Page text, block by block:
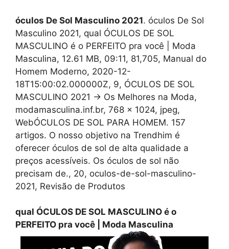
óculos De Sol Masculino 2021. óculos De Sol
Masculino 2021, qual ÓCULOS DE SOL
MASCULINO é o PERFEITO pra você | Moda
Masculina, 12.61 MB, 09:11, 81,705, Manual do
Homem Moderno, 2020-12-
18T15:00:02.000000Z, 9, ÓCULOS DE SOL
MASCULINO 2021 → Os Melhores na Moda,
modamasculina.inf.br, 768 x 1024, jpeg,
WebÓCULOS DE SOL PARA HOMEM. 157
artigos. O nosso objetivo na Trendhim é
oferecer óculos de sol de alta qualidade a
preços acessíveis. Os óculos de sol não
precisam de., 20, oculos-de-sol-masculino-
2021, Revisão de Produtos
qual ÓCULOS DE SOL MASCULINO é o
PERFEITO pra você | Moda Masculina